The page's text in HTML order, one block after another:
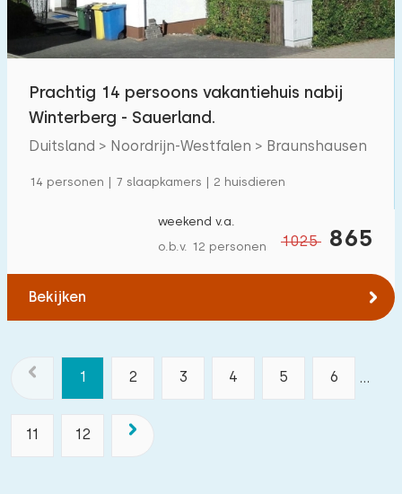
Prachtig 14 persoons vakantiehuis nabij
Winterberg - Sauerland.
Duitsland > Noordrijn-Westfalen > Braunshausen
14 personen | 7 slaapkamers | 2 huisdieren
1025 865
weekend v.a.
o.b.v. 12 personen
Bekijken
1 2 3 4 5 6 ...
11 12